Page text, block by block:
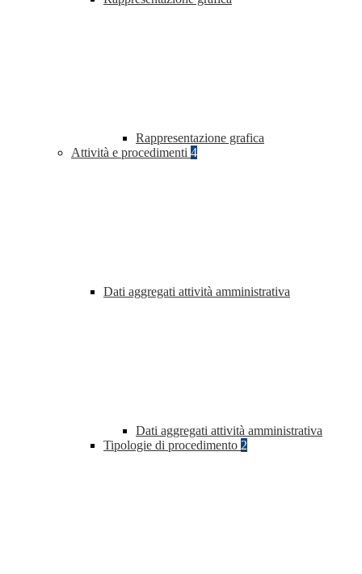
Rappresentazione grafica
Attività e procedimenti 4
Dati aggregati attività amministrativa
Dati aggregati attività amministrativa
Tipologie di procedimento 2